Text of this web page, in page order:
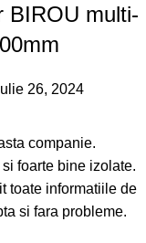
BIROU multi-
26, 2024
companie.
foarte bine izolate.
toate informatiile de
si fara probleme.